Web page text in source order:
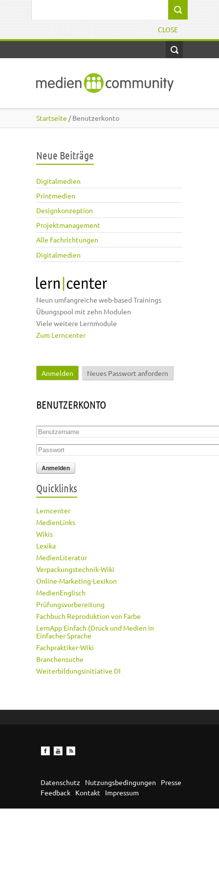
CLOSE
Startseite / Benutzerkonto
Neue Beiträge
Digitalmedien
Printmedien
Designkonzeption
Projektmanagement
Alle Fachrichtungen
Digitalmedien
Neun umfangreiche web-based Trainings
Übungspool mit zehn Modulen
Viele weitere Lernmodule
Zum Lerncenter
Haupt-Reiter
Anmelden (aktiver Reiter)
Neues Passwort anfordern
BENUTZERKONTO
Benutzername
Passwort
Quicklinks
Lerncenter
MedienLinks
Wikis
Lexika
MedienLiteratur
Verpackungstechnik-Wiki
Online-Marketing-Lexikon
MedienEnglisch
Prüfungsvorbereitung
Fachbuch Reproduktion von Farbe
LernApp Einfach (Druck und Medien in
Einfacher Sprache
Fachpraktiker-Wiki
Branchensuche
Weiterbildungsinitiative DI
Datenschutz Nutzungsbedingungen
Presse
Feedback
Kontakt Impressum